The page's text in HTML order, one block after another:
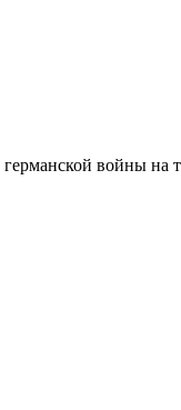
войны на